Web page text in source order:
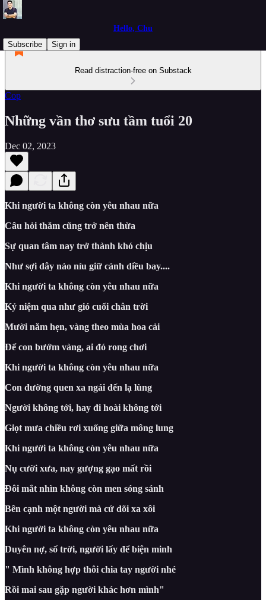
Hello, Chu
Subscribe
Sign in
Read distraction-free on Substack
Cop
Những vần thơ sưu tầm tuổi 20
Dec 02, 2023
Khi người ta không còn yêu nhau nữa
Câu hỏi thăm cũng trở nên thừa
Sự quan tâm nay trở thành khó chịu
Như sợi dây nào níu giữ cánh diều bay....
Khi người ta không còn yêu nhau nữa
Kỷ niệm qua như gió cuối chân trời
Mười năm hẹn, vàng theo mùa hoa cải
Để con bướm vàng, ai đó rong chơi
Khi người ta không còn yêu nhau nữa
Con đường quen xa ngái đến lạ lùng
Người không tới, hay đi hoài không tới
Giọt mưa chiều rơi xuống giữa mông lung
Khi người ta không còn yêu nhau nữa
Nụ cười xưa, nay gượng gạo mất rồi
Đôi mắt nhìn không còn men sóng sánh
Bên cạnh một người mà cứ dõi xa xôi
Khi người ta không còn yêu nhau nữa
Duyên nợ, số trời, người lấy để biện minh
" Mình không hợp thôi chia tay người nhé
Rồi mai sau gặp người khác hơn mình"